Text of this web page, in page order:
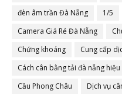
đèn âm trần Đà Nẵng
1/5
Camera Giá Rẻ Đà Nẵng
Chứng khoáng
Cung cấp
Cách cân bằng tải đà nẵng
Cầu Phong Châu
Dịch vụ